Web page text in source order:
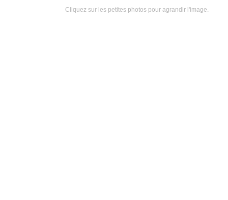
Cliquez sur les petites photos pour agrandir l'image.